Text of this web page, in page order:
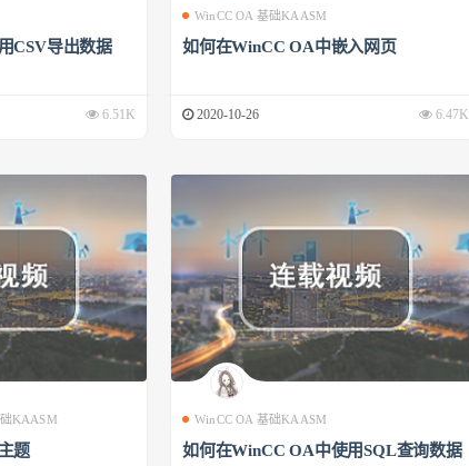
CSV导出数据
6.51K
WinCC OA 基础KAASM
如何在WinCC OA中嵌入网页
2020-10-26 6.47K
KAASM
题
WinCC OA 基础KAASM
如何在WinCC OA中使用SQL查询数据